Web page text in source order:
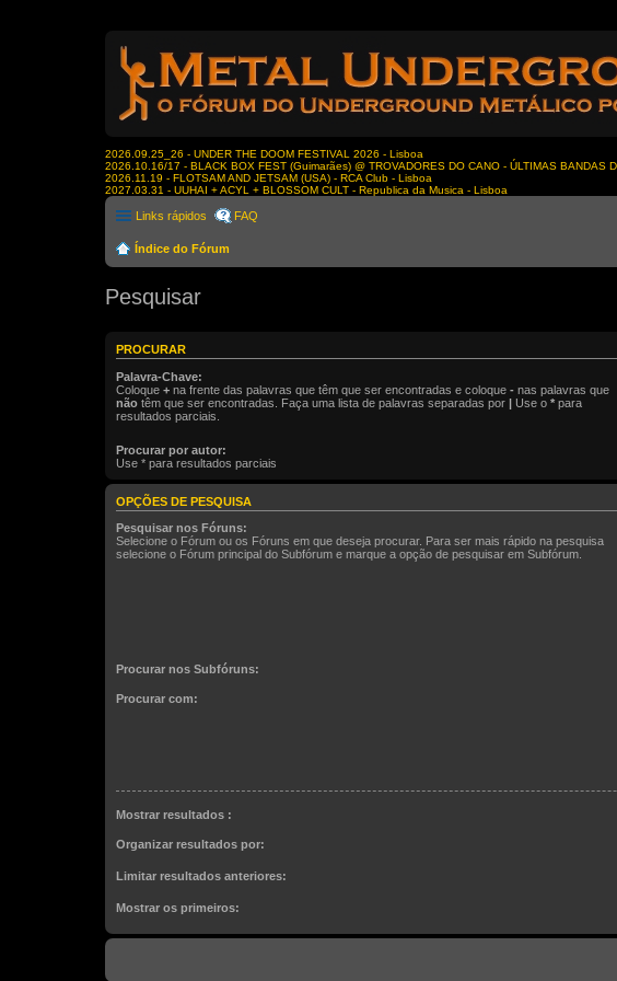
2026.09.25_26 - UNDER THE DOOM FESTIVAL 2026 - Lisboa
2026.10.16/17 - BLACK BOX FEST (Guimarães) @ TROVADORES DO CANO - ÚLTIMAS BANDAS
2026.11.19 - FLOTSAM AND JETSAM (USA) - RCA Club - Lisboa
2027.03.31 - UUHAI + ACYL + BLOSSOM CULT - Republica da Musica - Lisboa
Links rápidos FAQ
Índice do Fórum
Pesquisar
PROCURAR
Palavra-Chave:
Coloque + na frente das palavras que têm que ser encontradas e coloque - nas palavras que
não têm que ser encontradas. Faça uma lista de palavras separadas por | Use o * para
resultados parciais.
Procurar por autor:
Use * para resultados parciais
OPÇÕES DE PESQUISA
Pesquisar nos Fóruns:
Selecione o Fórum ou os Fóruns em que deseja procurar. Para ser mais rápido na pesquisa
selecione o Fórum principal do Subfórum e marque a opção de pesquisar em Subfórum.
Procurar nos Subfóruns:
Procurar com:
Mostrar resultados :
Organizar resultados por:
Limitar resultados anteriores:
Mostrar os primeiros: